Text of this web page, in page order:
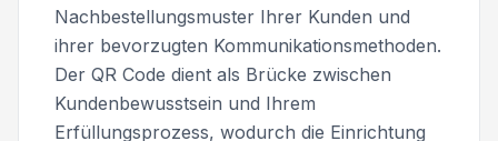
Nachbestellungsmuster Ihrer Kunden und
ihrer bevorzugten Kommunikationsmethoden.
Der QR Code dient als Brücke zwischen
Kundenbewusstsein und Ihrem
Erfüllungsprozess, wodurch die Einrichtung